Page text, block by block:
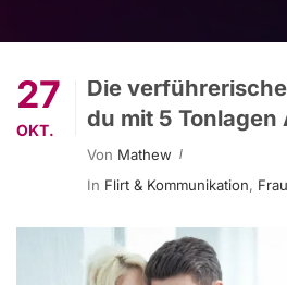
27
OKT.
Die
du mit 5
Von Mathew
In Flirt & Kommunikation,